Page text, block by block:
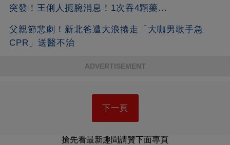
突發！王俐人扼腕消息！1次吞4顆藥...
父親節悲劇！新北爸遭大浪捲走「大咖男歌手急
CPR」送醫不治
ADVERTISEMENT
下一頁
搶先看最新趣聞請贊下面專頁